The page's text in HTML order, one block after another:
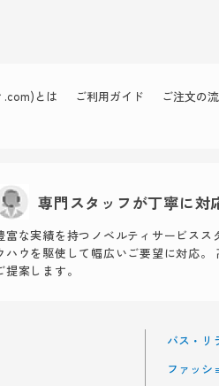
.com)とは ご利用ガイド ご注文の
専門スタッフが丁寧に対
富な実績を持つノベルティサービスス
ハウを駆使して幅広いご要望に対応。
提案します。
バス・リ
ファッシ